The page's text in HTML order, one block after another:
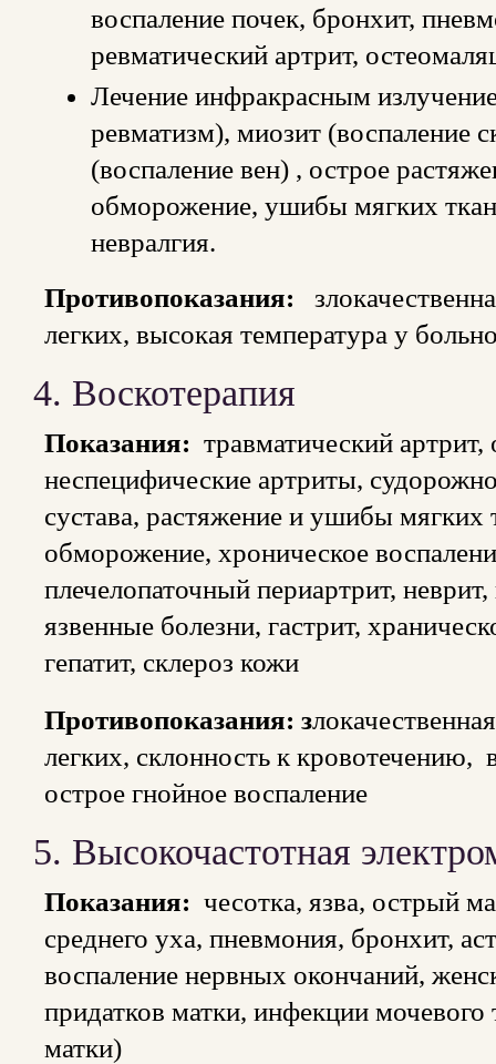
воспаление почек, бронхит,
ревматический артрит,
Лечение инфракрасным
ревматизм), миозит (воспаление
(воспаление вен) , острое
обморожение, ушибы мягких
невралгия.
Противопоказания:
легких, высокая температура у
4. Воскотерапия
Показания: травматический
неспецифические артриты,
сустава, растяжение и ушибы
обморожение, хроническое
плечелопаточный периартрит,
язвенные болезни, гастрит,
гепатит, склероз кожи
Противопоказания: з
легких, склонность к кровотечению,
острое гнойное воспаление
5. Высокочастотная
Показания: чесотка, язва, острый
среднего уха, пневмония, бронхит,
воспаление нервных окончаний,
придатков матки, инфекции
матки)